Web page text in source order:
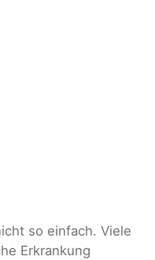
so einfach. Viele
Erkrankung